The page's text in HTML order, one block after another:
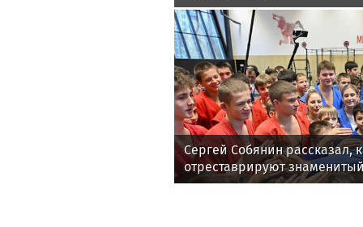
Сергей Собянин рассказал,
отреставрируют
комплекс столицы